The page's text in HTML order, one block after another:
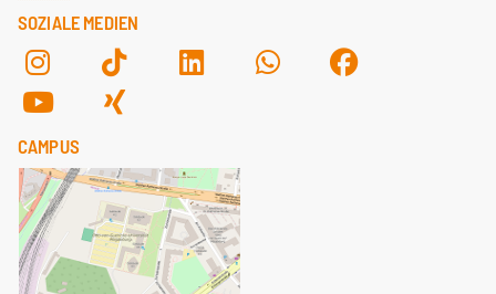
SOZIALE MEDIEN
CAMPUS